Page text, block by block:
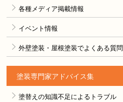
各種メディア掲載情報
イベント情報
外壁塗装・屋根塗装でよくある質問
塗装専門家アドバイス集
塗替えの知識不足によるトラブル